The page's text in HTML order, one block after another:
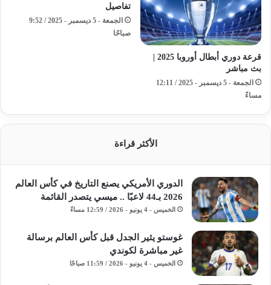
قرعة دوري أبطال أوروبا 2025 |
بث مباشر
الجمعة - 5 ديسمبر - 2025 / 12:11
مساءً
تفاصيل
الجمعة - 5 ديسمبر - 2025 / 9:52
صباحًا
الأكثر قراءة
الدوري الأمريكي يصنع التاريخ في كأس العالم
2026 بـ44 لاعبًا .. ميسي يتصدر القائمة
الخميس - 4 يونيو - 2026 / 12:59 مساءً
غوستو يثير الجدل قبل كأس العالم برسالة
غير مباشرة لكوندي
الخميس - 4 يونيو - 2026 / 11:59 صباحًا